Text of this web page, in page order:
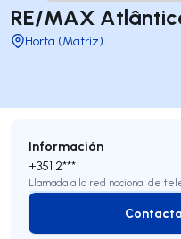
RE/MAX
Horta (Matriz)
Información
+351 2***
Llamada a la red nacional de